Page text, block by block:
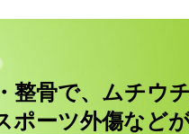
整骨で、ムチウ
ーツ外傷などが